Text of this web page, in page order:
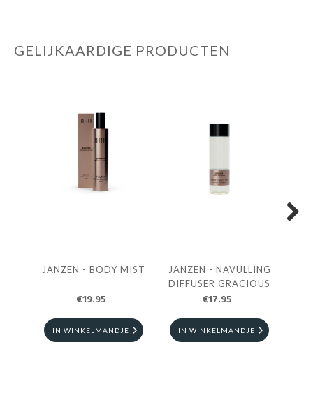
GELIJKAARDIGE PRODUCTEN
JANZEN - BODY MIST
€19.95
IN WINKELMANDJE
JANZEN - NAVULLING
DIFFUSER GRACIOUS
€17.95
IN WINKELMANDJE